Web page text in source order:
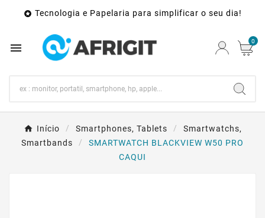
 Tecnologia e Papelaria para simplificar o seu dia!
 0
Início Smartphones, Tablets
Smartwatchs,
Smartbands
SMARTWATCH BLACKVIEW W50 PRO
CAQUI